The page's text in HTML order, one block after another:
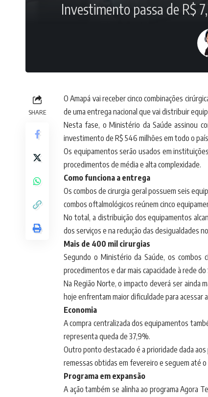
Investimento passa de R$
SHARE
O Amapá vai receber cinco combinações
de uma entrega nacional que vai distribuir
Nesta fase, o Ministério da Saúde assinou
investimento de R$ 546 milhões em todo o
Os equipamentos serão usados em
procedimentos de média e alta complexidade.
Como funciona a entrega
Os combos de cirurgia geral possuem seis
combos oftalmológicos reúnem cinco
No total, a distribuição dos equipamentos
dos serviços e na redução das desigualdades
Mais de 400 mil cirurgias
Segundo o Ministério da Saúde, os
procedimentos e dar mais capacidade à rede do
Na Região Norte, o impacto deverá ser ainda
hoje enfrentam maior dificuldade para acessar
Economia
A compra centralizada dos equipamentos
representa queda de 37,9%.
Outro ponto destacado é a prioridade dada
remessas obtidas em fevereiro e seguem até
Programa em expansão
A ação também se alinha ao programa Agora